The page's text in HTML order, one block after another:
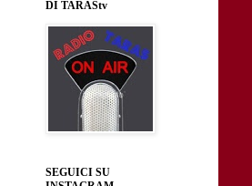
DI TARAStv
SEGUICI SU